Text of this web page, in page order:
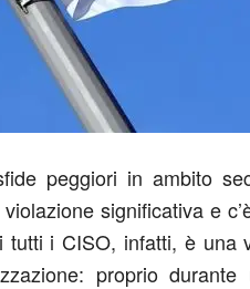
peggiori in ambito
significativa e
tutti i CISO, infatti, è una
proprio